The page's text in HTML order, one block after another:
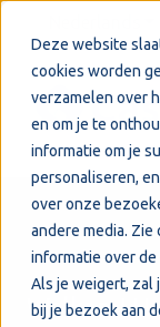
Deze website
cookies worden
verzamelen over
en om je te
informatie om je
personaliseren,
over onze
andere media. Zie
informatie over
Als je weigert, zal
bij je bezoek aan
Welkom!